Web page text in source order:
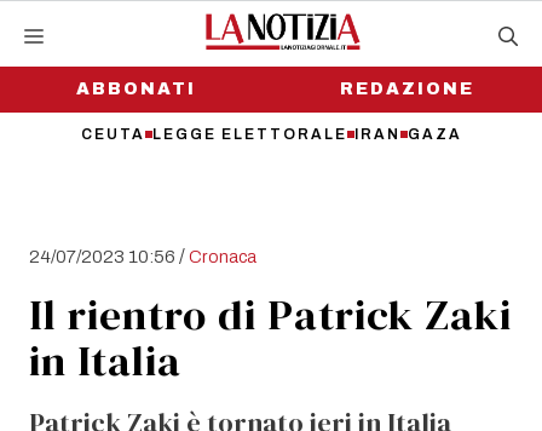
contenutoABBONATI
CEUTA LEGGE ELETTORALE IRAN GAZA
REDAZIONE
24/07/2023 10:56 /Cronaca
Il rientro di Patrick Zaki
in Italia
Patrick Zaki è tornato ieri in Italia